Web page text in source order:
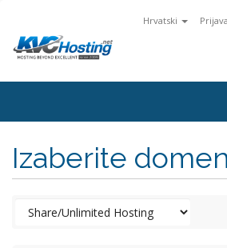
Hrvatski Prijava
Izaberite